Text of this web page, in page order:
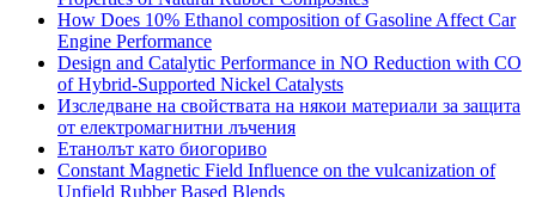
How Does 10% Ethanol composition of Gasoline Affect Car
Engine Performance
Design and Catalytic Performance in NO Reduction with CO
of Hybrid-Supported Nickel Catalysts
Изследване на свойствата на някои материали за защита
от електромагнитни лъчения
Етанолът като биогориво
Constant Magnetic Field Influence on the vulcanization of
Unfield Rubber Based Blends